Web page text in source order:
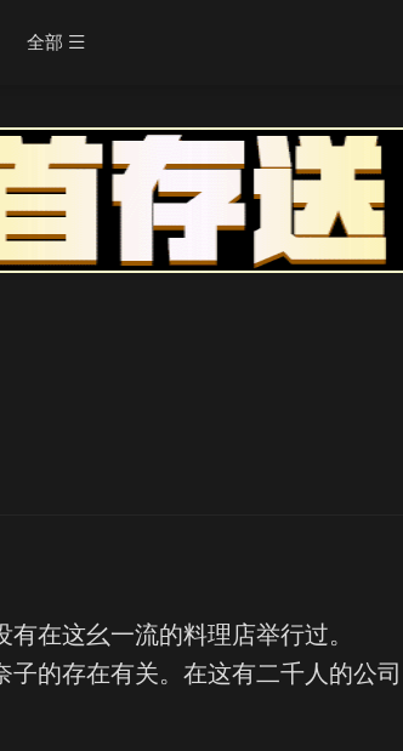
全部
在这幺一流的料理店举行过。
的存在有关。在这有二千人的公司